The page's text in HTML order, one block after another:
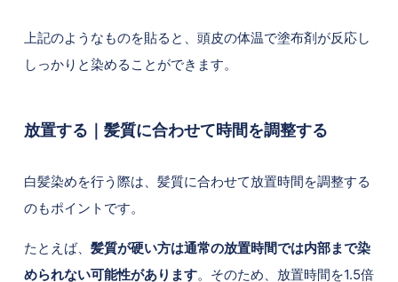
上記のようなものを貼ると、頭皮の体温で塗布剤が反応し
しっかりと染めることができます。
放置する｜髪質に合わせて時間を調整する
白髪染めを行う際は、髪質に合わせて放置時間を調整する
のもポイントです。
たとえば、 髪質が硬い方は通常の放置時間では内部まで染
められない可能性があります。そのため、放置時間を1.5倍